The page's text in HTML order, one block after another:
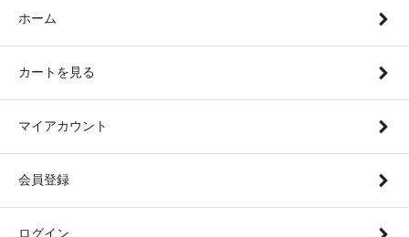
ホーム
カートを見る
マイアカウント
会員登録
ログイン